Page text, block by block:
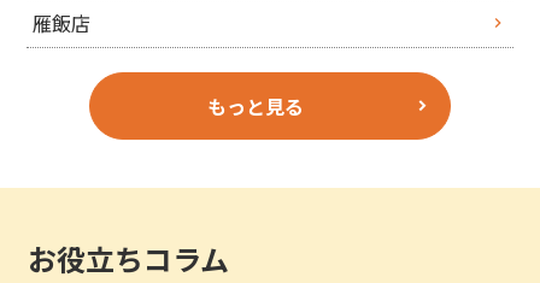
雁飯店
もっと見る
お役立ちコラム